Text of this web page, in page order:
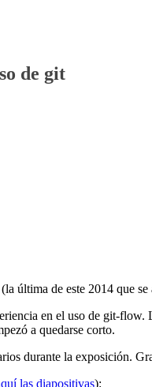
de git
(la última de este 2014 que se
en el uso de git-
a quedarse corto.
durante la exposición.
las diapositivas):